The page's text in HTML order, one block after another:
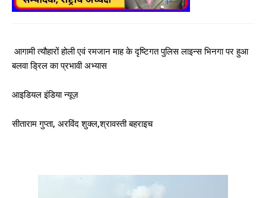
आगामी त्यौहारों होली एवं रमजान माह के दृष्टिगत पुलिस लाइन्स भिनगा पर हुआ
बलवा ड्रिल का प्रभावी अभ्यास
आइडियल इंडिया न्यूज़
सीताराम गुप्ता, अरविंद शुक्ल,श्रावस्ती बहराइच